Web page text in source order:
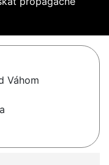
Váhom